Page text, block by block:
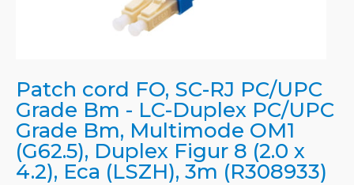
Patch cord FO, SC-RJ PC/UPC
Grade Bm - LC-Duplex PC/UPC
Grade Bm, Multimode OM1
(G62.5), Duplex Figur 8 (2.0 x
4.2), Eca (LSZH), 3m (R308933)